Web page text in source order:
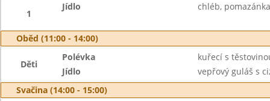
1
Jídlo chléb,
Oběd (11:00 - 14:00)
Děti
Polévka
kuřecí s
Jídlo
vepřový guláš s
Svačina (14:00 - 15:00)